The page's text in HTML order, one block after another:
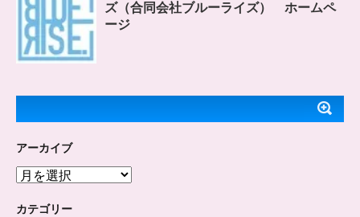
ズ（合同会社ブルーライズ） ホームペ
ージ
アーカイブ
ア
カ
カテゴリー